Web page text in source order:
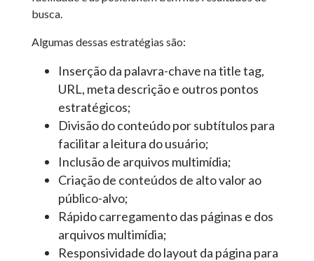
busca.
Algumas dessas estratégias são:
Inserção da palavra-chave na title tag,
URL, meta descrição e outros pontos
estratégicos;
Divisão do conteúdo por subtítulos para
facilitar a leitura do usuário;
Inclusão de arquivos multimídia;
Criação de conteúdos de alto valor ao
público-alvo;
Rápido carregamento das páginas e dos
arquivos multimídia;
Responsividade do layout da página para